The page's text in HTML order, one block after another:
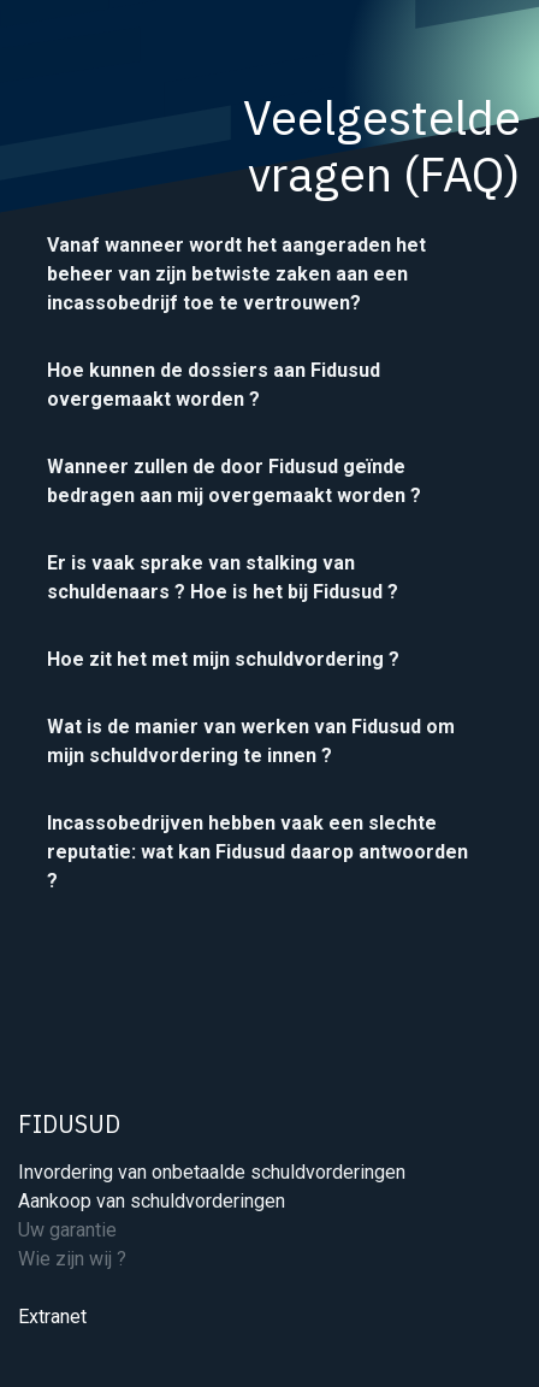
Veelgestelde
vragen (FAQ)
Vanaf wanneer wordt het aangeraden het
beheer van zijn betwiste zaken aan een
incassobedrijf toe te vertrouwen?
Hoe kunnen de dossiers aan Fidusud
overgemaakt worden ?​
Wanneer zullen de door Fidusud geïnde
bedragen aan mij overgemaakt worden ?​
Er is vaak sprake van stalking van
schuldenaars ? Hoe is het bij Fidusud ?
Hoe zit het met mijn schuldvordering ?
Wat is de manier van werken van Fidusud om
mijn schuldvordering te innen ?
Incassobedrijven hebben vaak een slechte
reputatie: wat kan Fidusud daarop antwoorden
?
FIDUSUD
Invordering van onbetaalde schuldvorderingen
Aankoop van schuldvorderingen
Uw garantie
Wie zijn wij ?
Extranet